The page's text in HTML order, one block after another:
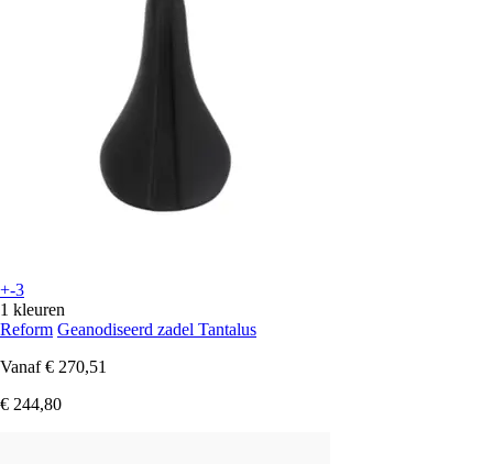
+-3
1 kleuren
Reform Geanodiseerd zadel Tantalus
Vanaf € 270,51
€ 244,80